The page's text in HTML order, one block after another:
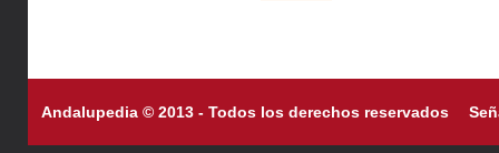
Andalupedia © 2013 - Todos los derechos reservados